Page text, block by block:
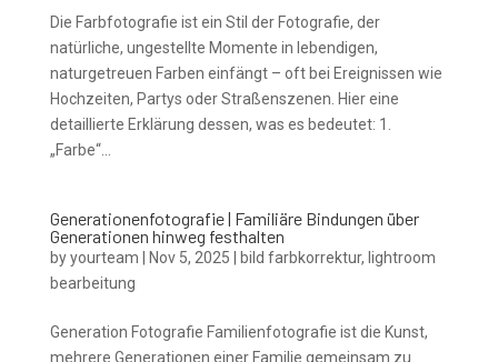
Die Farbfotografie ist ein Stil der Fotografie, der
natürliche, ungestellte Momente in lebendigen,
naturgetreuen Farben einfängt – oft bei Ereignissen wie
Hochzeiten, Partys oder Straßenszenen. Hier eine
detaillierte Erklärung dessen, was es bedeutet: 1.
„Farbe“...
Generationenfotografie | Familiäre Bindungen über
Generationen hinweg festhalten
byyourteam Nov 5, 2025 bild farbkorrektur, lightroom
bearbeitung
Generation Fotografie Familienfotografie ist die Kunst,
mehrere Generationen einer Familie gemeinsam zu